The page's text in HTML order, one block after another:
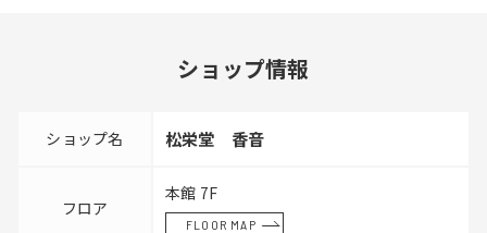
ショップ情報
ショップ名 松栄堂 香音
フロア
本館 7F
FLOOR MAP